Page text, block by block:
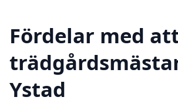
Fördelar med
Ystad